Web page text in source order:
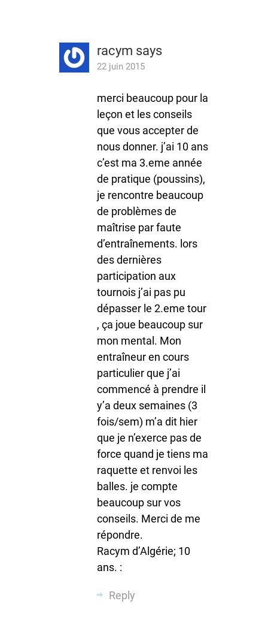
racym says
22 juin 2015
merci beaucoup pour la
leçon et les conseils
que vous accepter de
nous donner. j’ai 10 ans
c’est ma 3.eme année
de pratique (poussins),
je rencontre beaucoup
de problèmes de
maîtrise par faute
d’entraînements. lors
des dernières
participation aux
tournois j’ai pas pu
dépasser le 2.eme tour
, ça joue beaucoup sur
mon mental. Mon
entraîneur en cours
particulier que j’ai
commencé à prendre il
y’a deux semaines (3
fois/sem) m’a dit hier
que je n’exerce pas de
force quand je tiens ma
raquette et renvoi les
balles. je compte
beaucoup sur vos
conseils. Merci de me
répondre.
Racym d’Algérie; 10
ans. :
Reply